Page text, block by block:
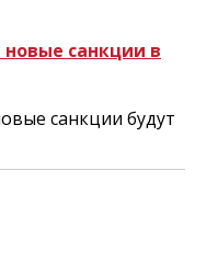
санкции в
санкции будут